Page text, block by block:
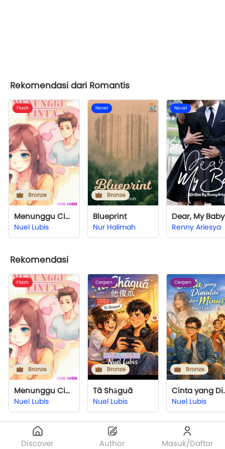
Discover Author Masuk/Daftar
Rekomendasi dari Romantis
Flash
Bronze
Menunggu Cinta
Nuel Lubis
Novel
Bronze
Blueprint
Nur Halimah
Novel
Dear, My Baby
Renny Ariesya
Rekomendasi
Flash
Bronze
Menunggu Cinta
Nuel Lubis
Cerpen
Bronze
Tā Shǎguā
Nuel Lubis
Cerpen
Bronze
Cinta
Nuel Lubis